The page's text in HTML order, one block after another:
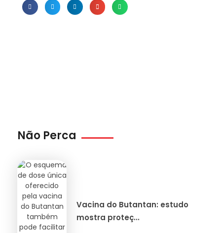
Não Perca
Vacina do Butantan: estudo
mostra proteç...